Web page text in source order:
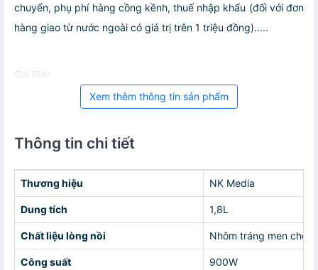
chuyển, phụ phí hàng cồng kềnh, thuế nhập khẩu (đối với đơn
hàng giao từ nước ngoài có giá trị trên 1 triệu đồng).....
Giá PIAI
Xem thêm thông tin sản phẩm
Thông tin chi tiết
Thương hiệu NK Media
Dung tích 1,8L
Chất liệu lòng nồi Nhôm tráng men
Công suất 900W